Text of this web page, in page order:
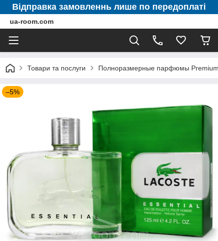
Відправка замовленнь лише по передоплаті
ua-room.com
Товари та послуги Полноразмерные парфюмы Premium
–5%